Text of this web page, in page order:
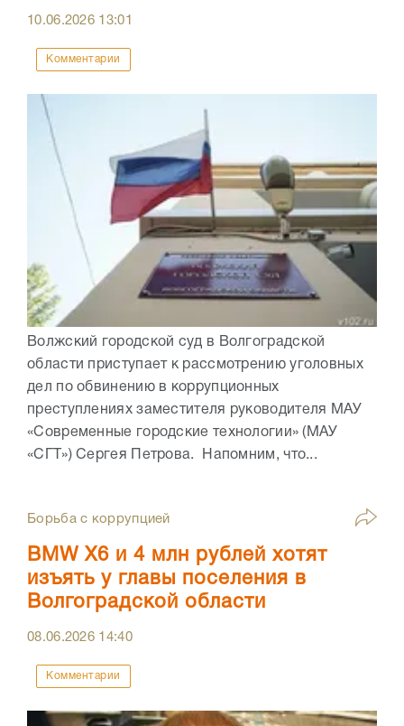
10.06.2026 13:01
Комментарии
Волжский городской суд в Волгоградской
области приступает к рассмотрению уголовных
дел по обвинению в коррупционных
преступлениях заместителя руководителя МАУ
«Современные городские технологии» (МАУ
«СГТ») Сергея Петрова. Напомним, что...
Борьба с коррупцией
BMW X6 и 4 млн рублей хотят
изъять у главы поселения в
Волгоградской области
08.06.2026 14:40
Комментарии